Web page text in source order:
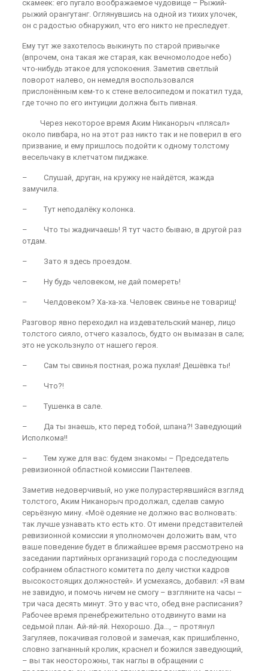
скамеек: его пугало воображаемое чудовище – Рыжий-
рыжий орангутанг. Оглянувшись на одной из тихих улочек,
он с радостью обнаружил, что его никто не преследует.
Ему тут же захотелось выкинуть по старой привычке
(впрочем, она такая же старая, как вечномолодое небо)
что-нибудь этакое для успокоения. Заметив светлый
поворот налево, он немедля воспользовался
прислонённым кем-то к стене велосипедом и покатил туда,
где точно по его интуиции должна быть пивная.
Через некоторое время Аким Никанорыч «плясал»
около пивбара, но на этот раз никто так и не поверил в его
призвание, и ему пришлось подойти к одному толстому
весельчаку в клетчатом пиджаке.
– Слушай, друган, на кружку не найдётся, жажда
замучила.
– Тут неподалёку колонка.
– Что ты жадничаешь! Я тут часто бываю, в другой раз
отдам.
– Зато я здесь проездом.
– Ну будь человеком, не дай помереть!
– Челдовеком? Ха-ха-ха. Человек свинье не товарищ!
Разговор явно переходил на издевательский манер, лицо
толстого сияло, отчего казалось, будто он вымазан в сале;
это не ускользнуло от нашего героя.
– Сам ты свинья постная, рожа пухлая! Дешёвка ты!
– Что?!
– Тушенка в сале.
– Да ты знаешь, кто перед тобой, шпана?! Заведующий
Исполкома!!
– Тем хуже для вас: будем знакомы – Председатель
ревизионной областной комиссии Пантелеев.
Заметив недоверчивый, но уже полурастерявшийся взгляд
толстого, Аким Никанорыч продолжал, сделав самую
серьёзную мину. «Моё одеяние не должно вас волновать:
так лучше узнавать кто есть кто. От имени представителей
ревизионной комиссии я уполномочен доложить вам, что
ваше поведение будет в ближайшее время рассмотрено на
заседании партийных организаций города с последующим
собранием областного комитета по делу чистки кадров
высокостоящих должностей». И усмехаясь, добавил: «Я вам
не завидую, и помочь ничем не смогу – взгляните на часы –
три часа десять минут. Это у вас что, обед вне расписания?
Рабочее время пренебрежительно отодвинуто вами на
седьмой план. Ай-яй-яй. Нехорошо. Да…, – протянул
Загуляев, покачивая головой и замечая, как пришибленно,
словно загнанный кролик, краснел и божился заведующий,
– вы так неосторожны, так наглы в обращении с